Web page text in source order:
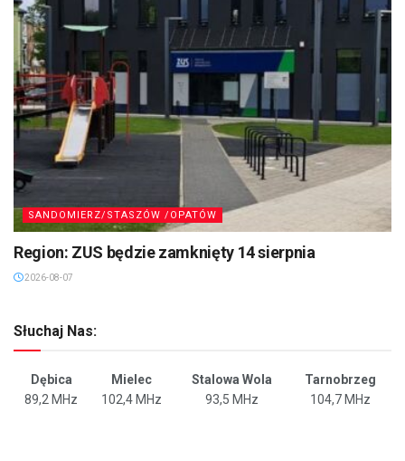
SANDOMIERZ/STASZÓW /OPATÓW
Region: ZUS będzie zamknięty 14 sierpnia
2026-08-07
Słuchaj Nas:
Dębica Mielec Stalowa Wola
Tarnobrzeg
89,2 MHz
102,4 MHz 93,5 MHz 104,7 MHz